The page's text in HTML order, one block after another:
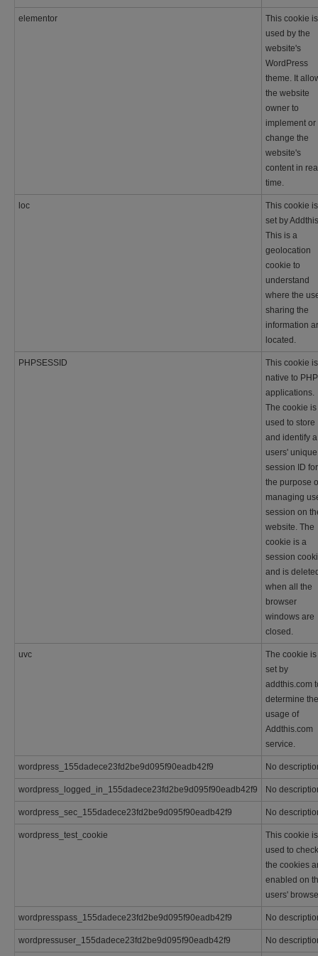
elementor
This cookie is
used by the
website's
WordPress
theme. It
the website
owner to
implement or
change the
website's
content in
time.
loc
This cookie is
set by
This is a
geolocation
cookie to
understand
where the
sharing the
information
located.
PHPSESSID
This cookie is
native to PHP
applications.
The cookie is
used to store
and identify a
users' unique
session ID for
the purpose
managing
session on
website. The
cookie is a
session
and is
when all the
browser
windows are
closed.
uvc
The cookie is
set by
addthis.com
determine the
usage of
Addthis.com
service.
wordpress_155dadece23fd2be9d095f90eadb42f9 No
wordpress_logged_in_155dadece23fd2be9d095f90eadb42f9 No
wordpress_sec_155dadece23fd2be9d095f90eadb42f9 No
wordpress_test_cookie
This cookie is
used to
the cookies
enabled on
users'
wordpresspass_155dadece23fd2be9d095f90eadb42f9 No
wordpressuser_155dadece23fd2be9d095f90eadb42f9 No